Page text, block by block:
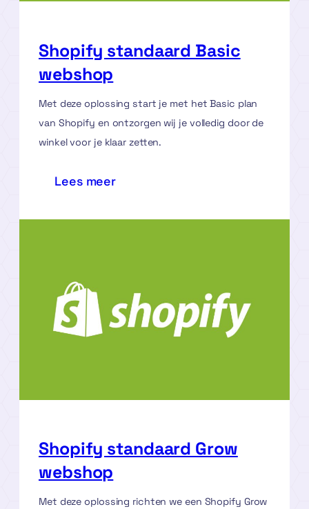
Shopify standaard Basic
webshop
Met deze oplossing start je met het Basic plan
van Shopify en ontzorgen wij je volledig door de
winkel voor je klaar zetten.
Lees meer:
Shopify standaard Grow
webshop
Met deze oplossing richten we een Shopify Grow